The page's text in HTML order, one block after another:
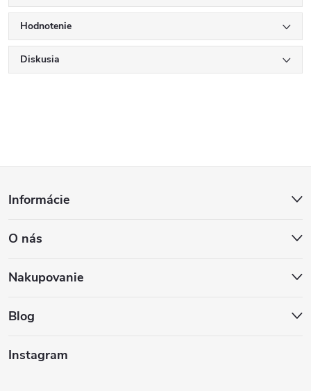
Hodnotenie
Diskusia
p
ä
Informácie
O nás
Nakupovanie
Blog
Instagram